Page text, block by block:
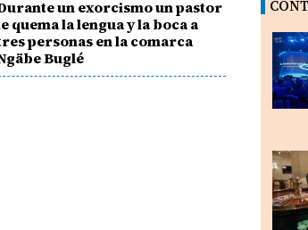
un exorcismo un pastor
quema la lengua y la boca a
personas en la comarca
Buglé